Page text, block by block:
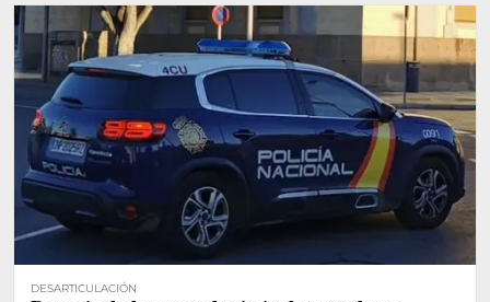
DESARTICULACIÓN